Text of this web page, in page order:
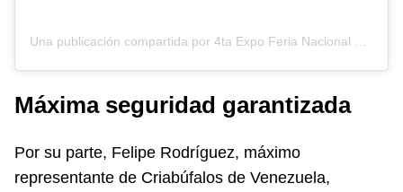
Máxima seguridad garantizada
Por su parte, Felipe Rodríguez, máximo
representante de Criabúfalos de Venezuela,